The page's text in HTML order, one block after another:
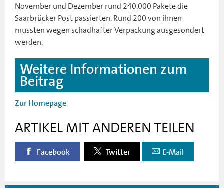
November und Dezember rund 240.000 Pakete die
Saarbrücker Post passierten. Rund 200 von ihnen
mussten wegen schadhafter Verpackung ausgesondert
werden.
Weitere Informationen zum
Beitrag
Zur Homepage
ARTIKEL MIT ANDEREN TEILEN
Facebook Twitter E-Mail